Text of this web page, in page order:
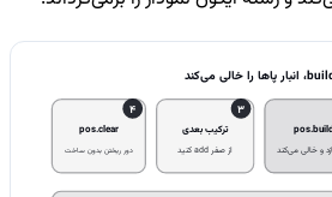
pos.build
و خالی می‌کند
3
ترکیب بعدی
از صفر add کنید
4
pos.clear
دور ریختن بدون ساخت